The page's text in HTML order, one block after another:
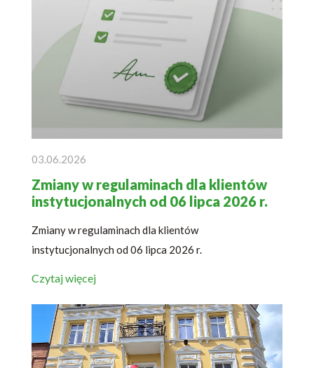
03.06.2026
Zmiany w regulaminach dla klientów
instytucjonalnych od 06 lipca 2026 r.
Zmiany w regulaminach dla klientów
instytucjonalnych od 06 lipca 2026 r.
Czytaj więcej